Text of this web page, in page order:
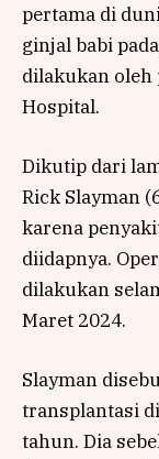
pertama di
ginjal babi
dilakukan oleh
Hospital.
Dikutip dari
Rick Slayman
karena
diidapnya.
dilakukan
Maret 2024.
Slayman
transplantasi
tahun. Dia